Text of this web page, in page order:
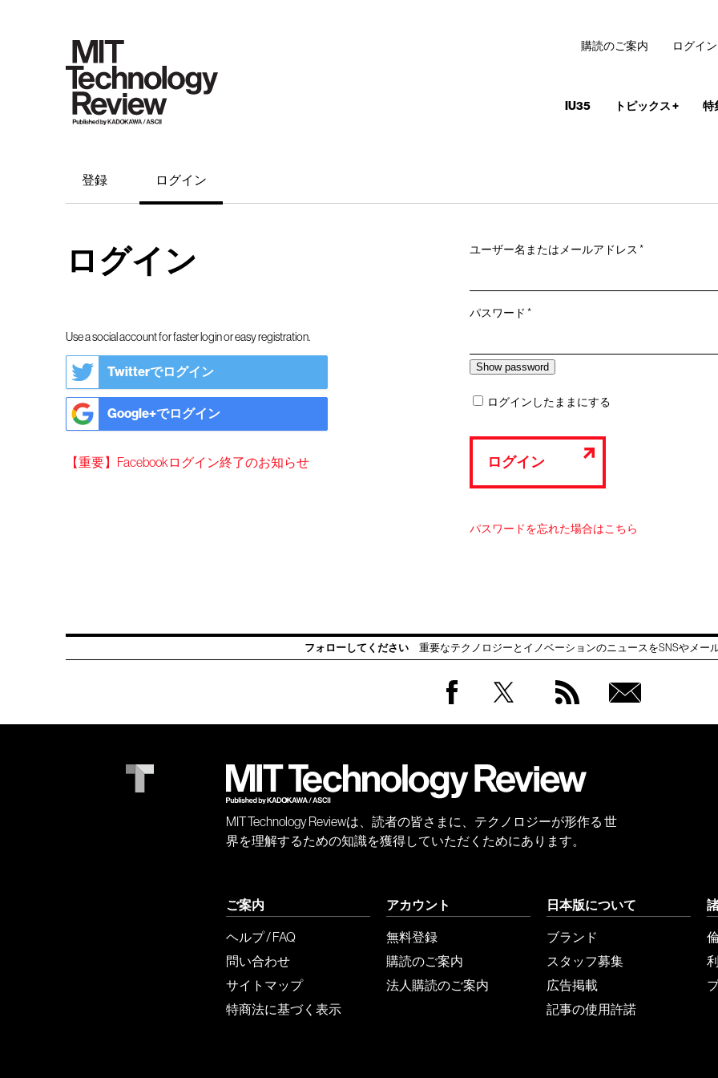
IU35 トピックス+ 特
購読のご案内 ログイン
登録 ログイン
ログイン
Use a social account for faster login or easy registration.
Twitterでログイン
Google+でログイン
【重要】Facebookログイン終了のお知らせ
ユーザー名またはメールアドレス*必
パスワード*必
ログインしたままにする
ログイン
パスワードを忘れた場合はこちら
フォローしてください 重要なテクノロジーとイノベーションのニュースをSNSやメー
会員
MIT Technology Reviewは、読者の皆さまに、テクノロジーが形作る 世
界を理解するための知識を獲得していただくためにあります。
ご案内
ヘルプ / FAQ
問い合わせ
サイトマップ
特商法に基づく表示
アカウント
無料登録
購読のご案内
法人購読のご案内
日本版について
ブランド
スタッフ募集
広告掲載
記事の使用許諾